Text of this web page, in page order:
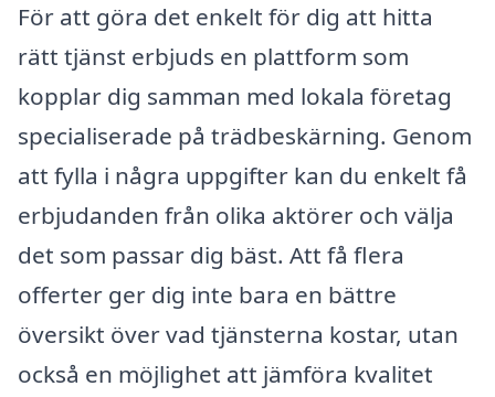
För att göra det enkelt för dig att hitta
rätt tjänst erbjuds en plattform som
kopplar dig samman med lokala företag
specialiserade på trädbeskärning. Genom
att fylla i några uppgifter kan du enkelt få
erbjudanden från olika aktörer och välja
det som passar dig bäst. Att få flera
offerter ger dig inte bara en bättre
översikt över vad tjänsterna kostar, utan
också en möjlighet att jämföra kvalitet